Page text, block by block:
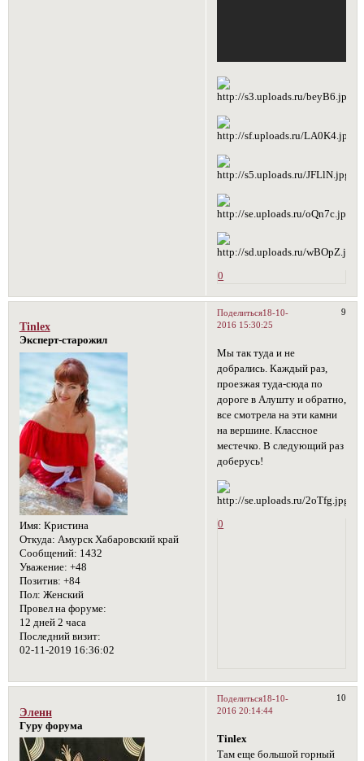
0
Поделиться 9
18-10-
2016 15:30:25
Tinlex
Эксперт-старожил
Имя: Кристина
Откуда: Амурск Хабаровский край
Сообщений: 1432
Уважение: +48
Позитив: +84
Пол: Женский
Провел на форуме:
12 дней 2 часа
Последний визит:
02-11-2019 16:36:02
Мы так туда и не
добрались. Каждый раз,
проезжая туда-сюда по
дороге в Алушту и обратно,
все смотрела на эти камни
на вершине. Классное
местечко. В следующий раз
доберусь!
0
Поделиться 10
18-10-
2016 20:14:44
Эленн
Гуру форума
Tinlex
Там еще большой горный